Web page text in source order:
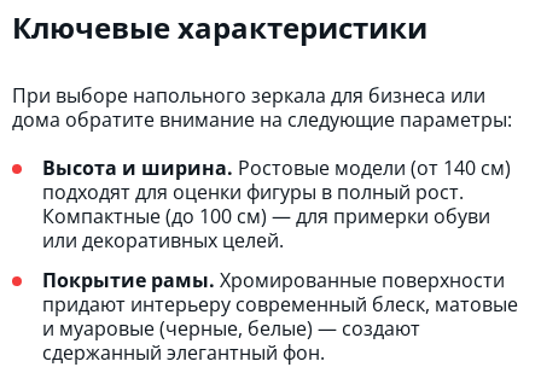
Ключевые характеристики
При выборе напольного зеркала для бизнеса или
дома обратите внимание на следующие параметры:
Высота и ширина. Ростовые модели (от 140 см)
подходят для оценки фигуры в полный рост.
Компактные (до 100 см) — для примерки обуви
или декоративных целей.
Покрытие рамы. Хромированные поверхности
придают интерьеру современный блеск, матовые
и муаровые (черные, белые) — создают
сдержанный элегантный фон.